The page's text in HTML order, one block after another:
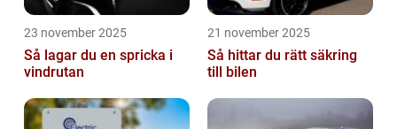
23 november 2025
Så lagar du en spricka i
vindrutan
21 november 2025
Så hittar du rätt säkring
till bilen